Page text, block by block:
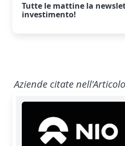
Tutte le mattine la
investimento!
Aziende citate nell'Articolo